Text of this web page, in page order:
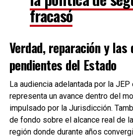
fracasó
Verdad, reparación y las
pendientes del Estado
La audiencia adelantada por la
representa un avance dentro del
impulsado por la Jurisdicción.
de fondo sobre el alcance real de
región donde durante años